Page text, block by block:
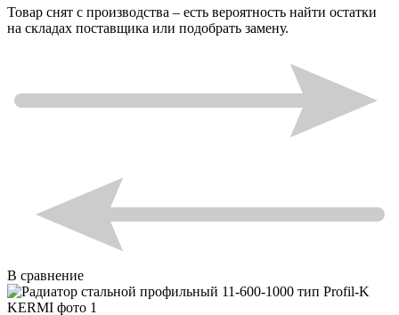
Товар снят с производства – есть вероятность найти остатки
на складах поставщика или подобрать замену.
В сравнение